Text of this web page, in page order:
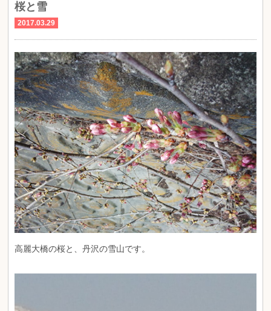
桜と雪
2017.03.29
高麗大橋の桜と、丹沢の雪山です。